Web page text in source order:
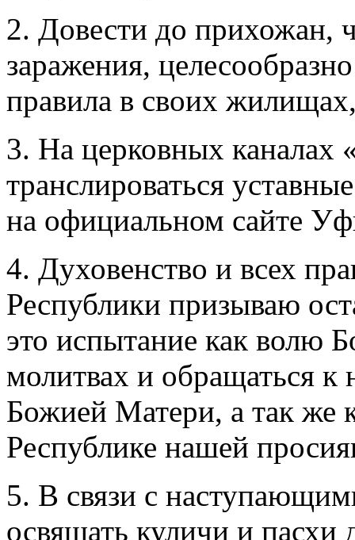
2. Довести до прихожан,
заражения,
правила в своих
3. На церковных каналах
транслироваться
на официальном сайте
4. Духовенство и всех
Республики призываю
это испытание как волю
молитвах и обращаться к
Божией Матери, а так же
Республике нашей
5. В связи с
освящать куличи и пасхи